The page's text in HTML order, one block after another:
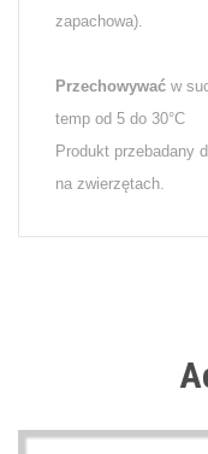
zapachowa).
Przechowywać w
temp od 5 do 30°C
Produkt przebadany
na zwierzętach.